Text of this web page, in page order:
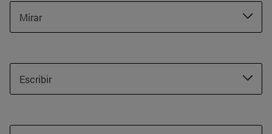
Mirar
Escribir